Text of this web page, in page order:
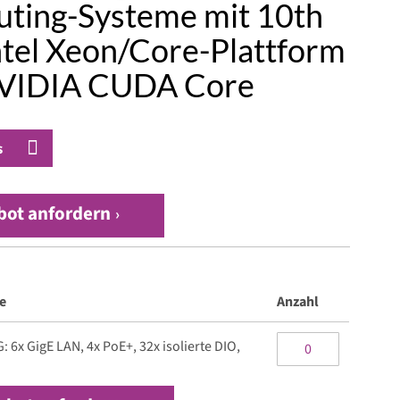
Systeme mit 10th
Xeon/Core-Plattform
CUDA Core
anfordern
Anzahl
6x GigE LAN, 4x PoE+, 32x isolierte DIO,